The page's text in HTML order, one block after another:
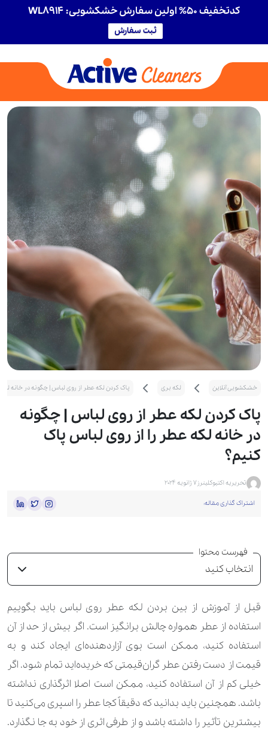
کدتخفیف 50% اولین سفارش خشکشویی: WL8914
ثبت سفارش
خشکشویی آنلاین لکه بری پاک کردن لکه عطر از روی لباس | چگونه در خانه
پاک کردن لکه عطر از روی لباس | چگونه
در خانه لکه عطر را از روی لباس پاک
کنیم؟
تحریریه اکتیوکلینرز7 ژانویه 2024
اشتراک گذاری مقاله:
فهرست محتوا
انتخاب کنید
قبل از آموزش از بین بردن لکه عطر روی لباس باید بگوییم
استفاده از عطر همواره چالش برانگیز است. اگر بیش از حد از آن
استفاده کنید، ممکن است بوی آزاردهنده‌ای ایجاد کند و به
قیمت از دست رفتن عطر گران‌قیمتی که خریده‌اید تمام شود. اگر
خیلی کم از آن استفاده کنید، ممکن است اصلا اثرگذاری نداشته
باشد. همچنین باید بدانید که دقیقاً کجا عطر را اسپری می‌کنید تا
بیشترین تأثیر را داشته باشد و از طرفی اثری از خود به جا نگذارد.